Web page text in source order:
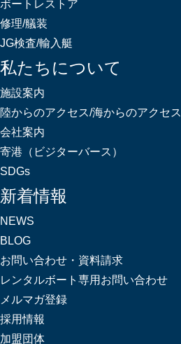
ボートレストア
修理/艤装
JG検査/輸入艇
私たちについて
施設案内
陸からのアクセス/海からのアクセス
会社案内
寄港（ビジターバース）
SDGs
新着情報
NEWS
BLOG
お問い合わせ・資料請求
レンタルボート専用お問い合わせ
メルマガ登録
採用情報
加盟団体